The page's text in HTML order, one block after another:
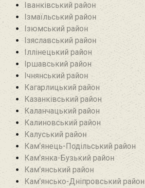
Іванківський район
Ізмаїльський район
Ізюмський район
Ізяславський район
Іллінецький район
Іршавський район
Ічнянський район
Кагарлицький район
Казанківський район‎
Каланчацький район
Калиновський район
Калуський район
Кам’янець-Подільський район
Кам’янка-Бузький район
Кам’янський район
Кам’янсько-Дніпровський район‎